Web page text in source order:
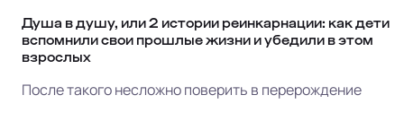
Душа в душу, или 2 истории реинкарнации: как дети
вспомнили свои прошлые жизни и убедили в этом
взрослых
После такого несложно поверить в перерождение